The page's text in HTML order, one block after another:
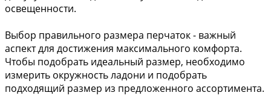
освещенности.
Выбор правильного размера перчаток - важный
аспект для достижения максимального комфорта.
Чтобы подобрать идеальный размер, необходимо
измерить окружность ладони и подобрать
подходящий размер из предложенного ассортимента.